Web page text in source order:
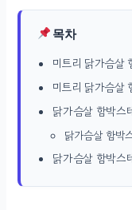
목차
미트리 닭가슴살
미트리 닭가슴살
닭가슴살 함박스
닭가슴살 함박
닭가슴살 함박스